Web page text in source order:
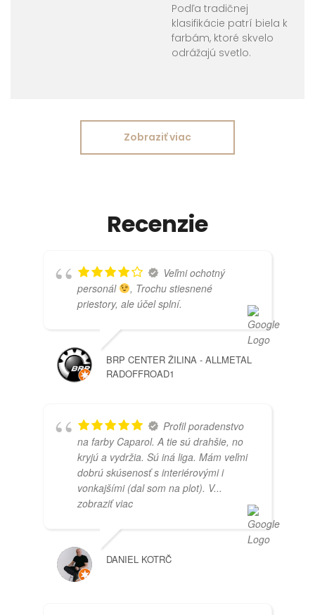
Podľa tradičnej
klasifikácie patrí biela k
farbám, ktoré skvelo
odrážajú svetlo.
Zobraziť viac
Recenzie
Veľmi ochotný
personál
, Trochu stiesnené
priestory, ale účel splní.
BRP CENTER ŽILINA - ALLMETAL
RADOFFROAD1
Profil poradenstvo
na farby Caparol. A tie sú drahšie, no
kryjú a vydržia. Sú iná liga. Mám veľmi
dobrú skúsenosť s interiérovými i
vonkajšími (dal som na plot). V...
zobraziť viac
DANIEL KOTRČ